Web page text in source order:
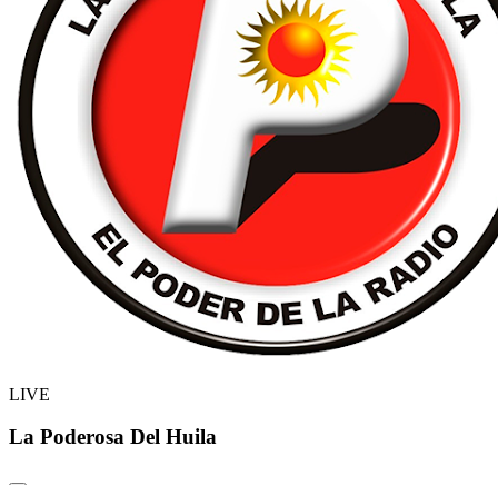
LIVE
La Poderosa Del Huila